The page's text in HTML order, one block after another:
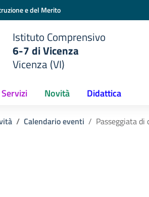
e del Merito
Istituto Comprensivo
6-7 di Vicenza
Vicenza (VI)
Servizi Novità Didattica
Calendario eventi Passeggiata di